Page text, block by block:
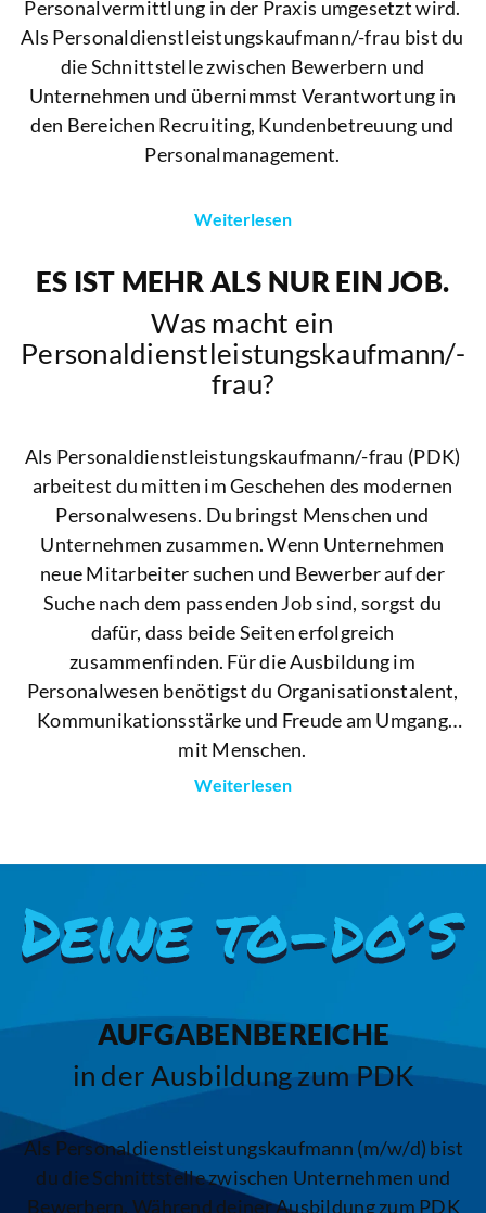
Personalvermittlung in der Praxis umgesetzt wird.
Als Personaldienstleistungskaufmann/-frau bist du
die Schnittstelle zwischen Bewerbern und
Unternehmen und übernimmst Verantwortung in
den Bereichen Recruiting, Kundenbetreuung und
Personalmanagement.
Weiterlesen
ES IST MEHR ALS NUR EIN JOB.
Was macht ein
Personaldienstleistungskaufmann/-
frau?
Als Personaldienstleistungskaufmann/-frau (PDK)
arbeitest du mitten im Geschehen des modernen
Personalwesens. Du bringst Menschen und
Unternehmen zusammen. Wenn Unternehmen
neue Mitarbeiter suchen und Bewerber auf der
Suche nach dem passenden Job sind, sorgst du
dafür, dass beide Seiten erfolgreich
zusammenfinden. Für die Ausbildung im
Personalwesen benötigst du Organisationstalent,
Kommunikationsstärke und Freude am Umgang
mit Menschen.
verantwortungsvoll und mit hervorragenden
Weiterlesen
AUFGABENBEREICHE
in der Ausbildung zum PDK
Als Personaldienstleistungskaufmann (m/w/d) bist
du die Schnittstelle zwischen Unternehmen und
Bewerbern. Während deiner Ausbildung zum PDK